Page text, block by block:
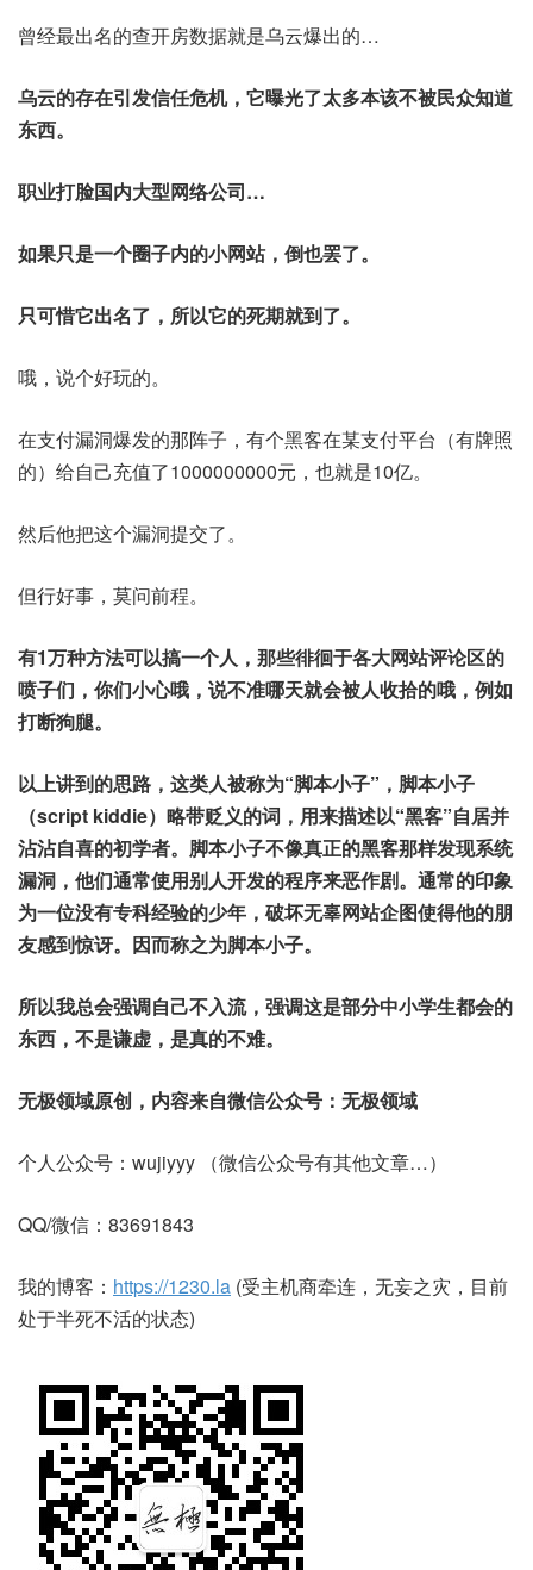
曾经最出名的查开房数据就是乌云爆出的…
乌云的存在引发信任危机，它曝光了太多本该不被民众知道
东西。
职业打脸国内大型网络公司…
如果只是一个圈子内的小网站，倒也罢了。
只可惜它出名了，所以它的死期就到了。
哦，说个好玩的。
在支付漏洞爆发的那阵子，有个黑客在某支付平台（有牌照
的）给自己充值了1000000000元，也就是10亿。
然后他把这个漏洞提交了。
但行好事，莫问前程。
有1万种方法可以搞一个人，那些徘徊于各大网站评论区的
喷子们，你们小心哦，说不准哪天就会被人收拾的哦，例如
打断狗腿。
以上讲到的思路，这类人被称为“脚本小子”，脚本小子
（script kiddie）略带贬义的词，用来描述以“黑客”自居并
沾沾自喜的初学者。脚本小子不像真正的黑客那样发现系统
漏洞，他们通常使用别人开发的程序来恶作剧。通常的印象
为一位没有专科经验的少年，破坏无辜网站企图使得他的朋
友感到惊讶。因而称之为脚本小子。
所以我总会强调自己不入流，强调这是部分中小学生都会的
东西，不是谦虚，是真的不难。
无极领域原创，内容来自微信公众号：无极领域
个人公众号：wujiyyy （微信公众号有其他文章…）
QQ/微信：83691843
我的博客： https://1230.la (受主机商牵连，无妄之灾，目前
处于半死不活的状态)